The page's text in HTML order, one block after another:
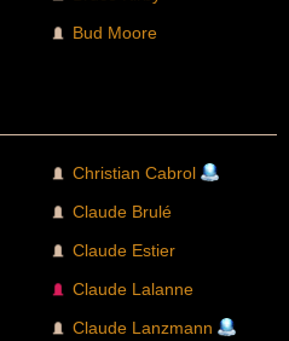
Bud Moore
Christian Cabrol
Claude Brulé
Claude Estier
Claude Lalanne
Claude Lanzmann